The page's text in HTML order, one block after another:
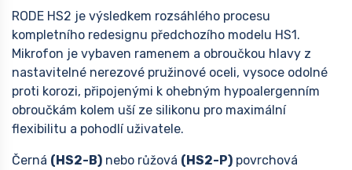
RODE HS2 je výsledkem rozsáhlého procesu
kompletního redesignu předchozího modelu HS1.
Mikrofon je vybaven ramenem a obroučkou hlavy z
nastavitelné nerezové pružinové oceli, vysoce odolné
proti korozi, připojenými k ohebným hypoalergenním
obroučkám kolem uší ze silikonu pro maximální
flexibilitu a pohodlí uživatele.
Černá (HS2-B) nebo růžová (HS2-P) povrchová